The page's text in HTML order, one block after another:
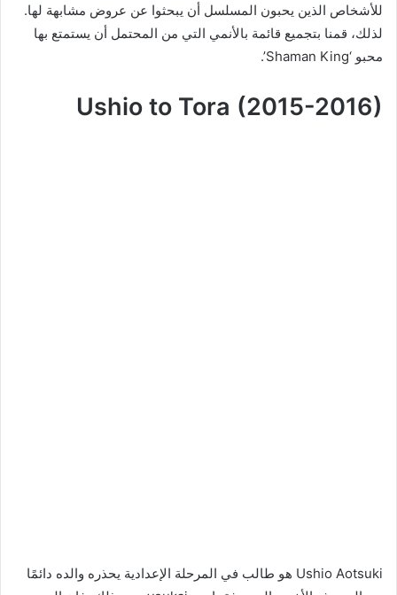
للأشخاص الذين يحبون المسلسل أن يبحثوا عن عروض مشابهة لها.
لذلك، قمنا بتجميع قائمة بالأنمي التي من المحتمل أن يستمتع بها
محبو ‘Shaman King’.
Ushio to Tora (2015-2016)
Ushio Aotsuki هو طالب في المرحلة الإعدادية يحذره والده دائمًا